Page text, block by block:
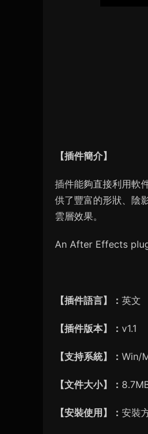
【插件簡介】
插件能夠直接利用軟
供了豐富的形狀、陰
雲層效果。
An After Effects
【插件語言】： 英文
【插件版本】： v1.1
【支持系統】： Win/
【文件大小】：
【安裝使用】： 安裝